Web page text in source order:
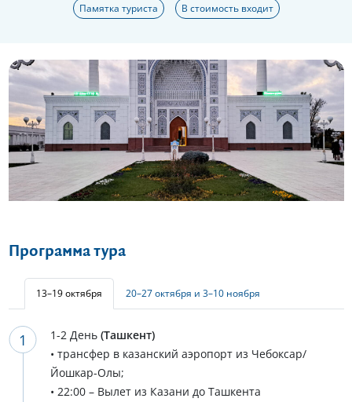
Памятка туриста В стоимость входит
Еще 7 фото
Программа тура
13–19 октября 20–27 октября и 3–10 ноября
1-2 День (Ташкент)
• трансфер в казанский аэропорт из Чебоксар/
Йошкар-Олы;
• 22:00 – Вылет из Казани до Ташкента